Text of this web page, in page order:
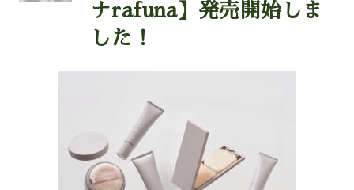
ナrafuna】発売開始しま
した！